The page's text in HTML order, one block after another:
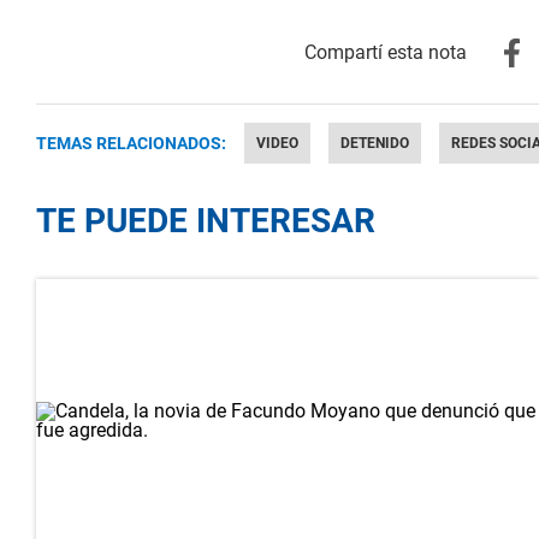
TEMAS RELACIONADOS: VIDEO DETENIDO REDES
TE PUEDE INTERESAR